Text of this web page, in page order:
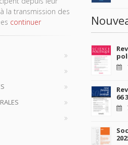
la transmission des
continuer
66